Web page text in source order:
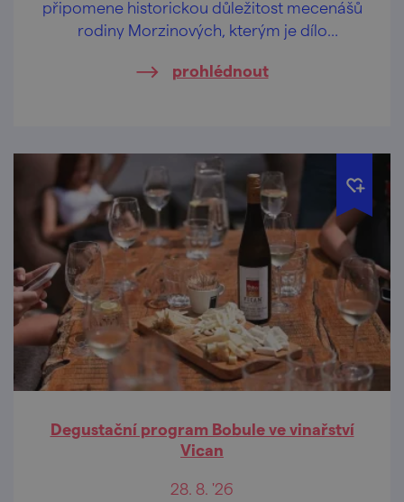
připomene historickou důležitost mecenášů
rodiny Morzinových, kterým je dílo
prohlédnout
Degustační program Bobule ve vinařství
Vican
28. 8. '26